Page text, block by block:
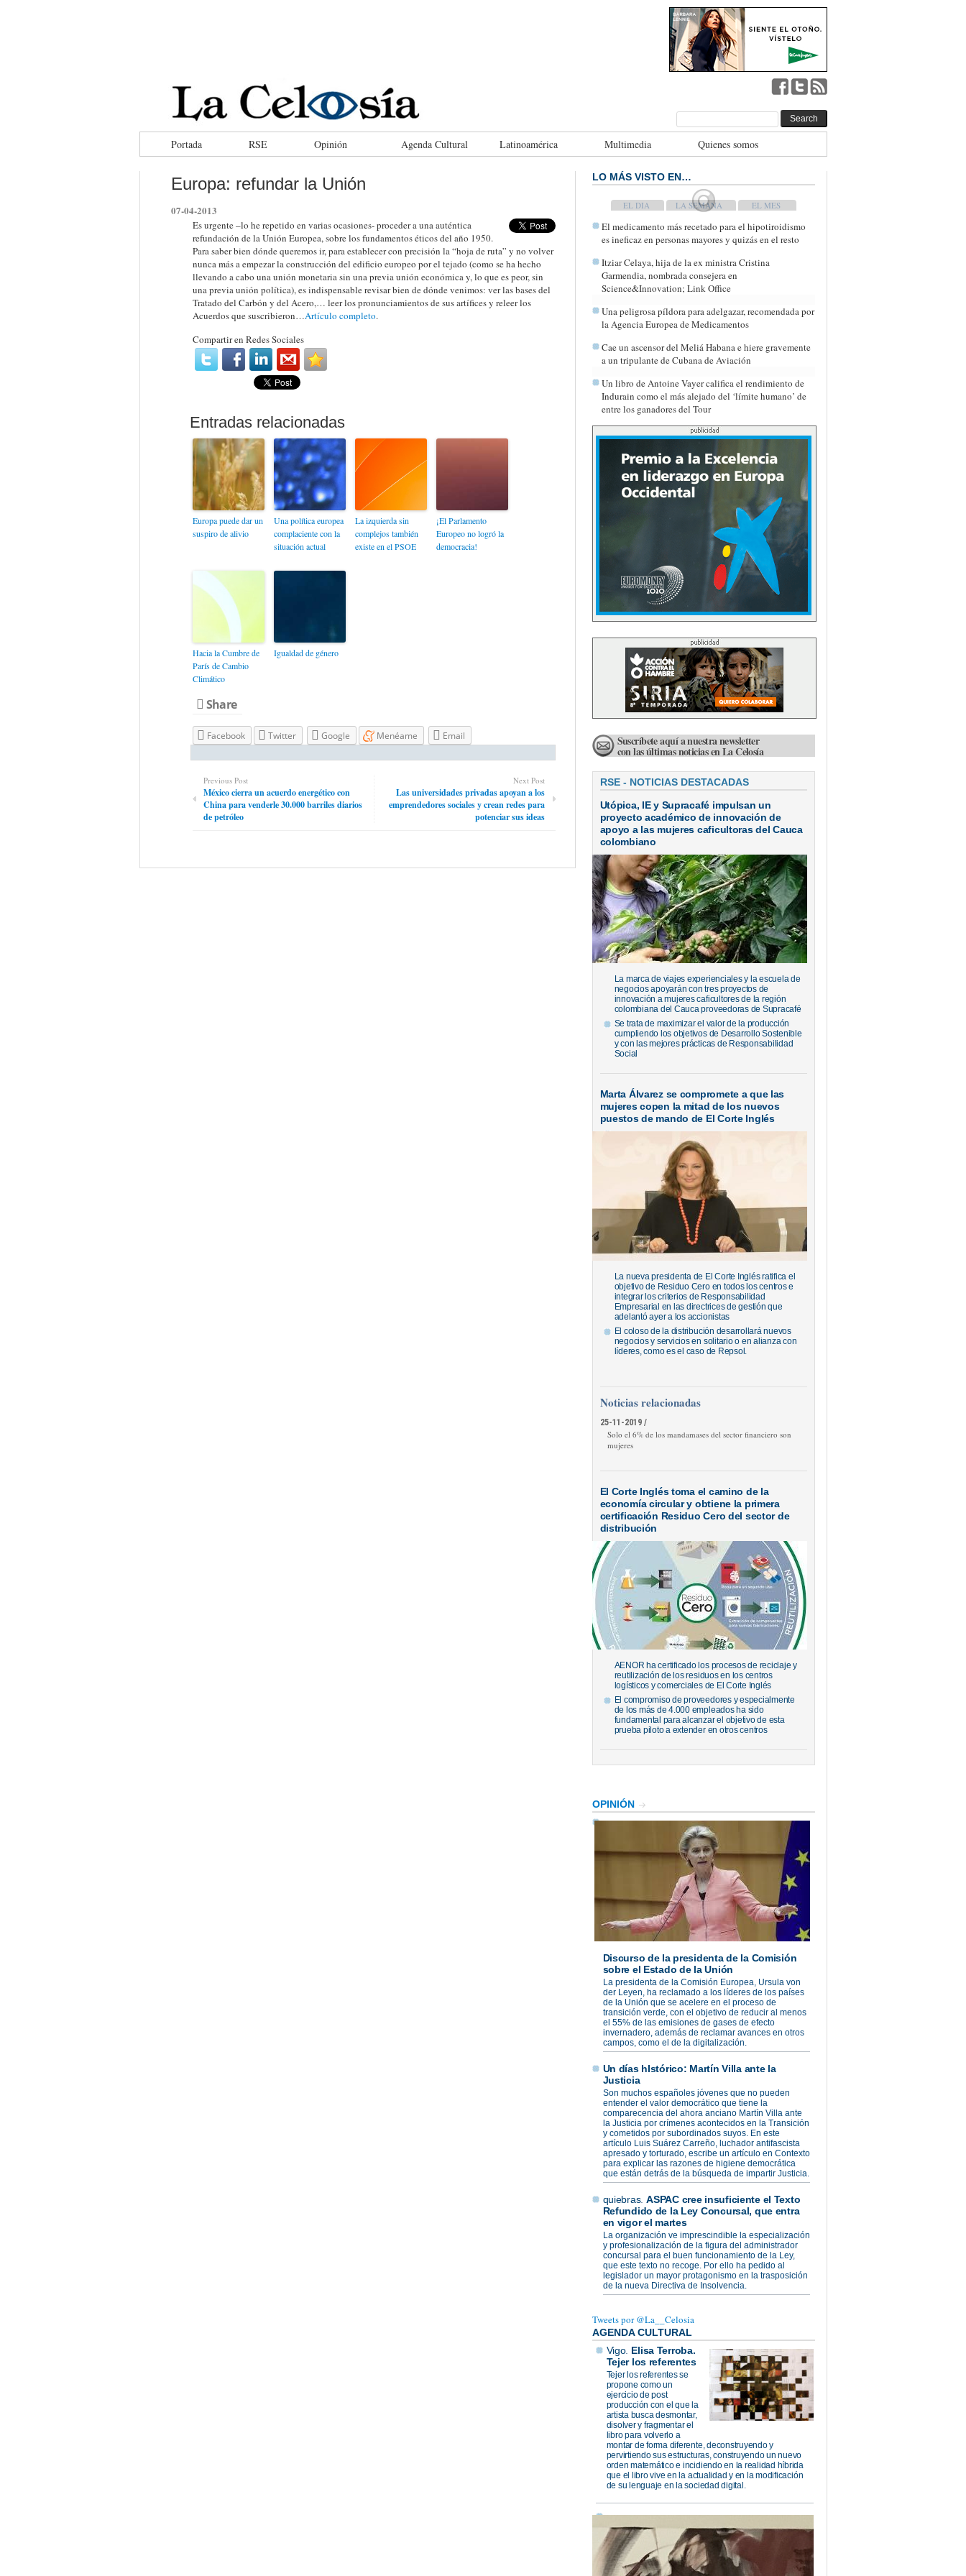
Portada RSE Opinión Agenda Cultural Latinoamérica Multimedia Quienes somos
Europa: refundar la Unión
07-04-2013
Es urgente –lo he repetido en varias ocasiones- proceder a una auténtica
refundación de la Unión Europea, sobre los fundamentos éticos del año 1950.
Para saber bien dónde queremos ir, para establecer con precisión la “hoja de ruta” y no volver
nunca más a empezar la construcción del edificio europeo por el tejado (como se ha hecho
llevando a cabo una unión monetaria sin una previa unión económica y, lo que es peor, sin
una previa unión política), es indispensable revisar bien de dónde venimos: ver las bases del
Tratado del Carbón y del Acero,… leer los pronunciamientos de sus artífices y releer los
Acuerdos que suscribieron…Artículo completo.
Compartir en Redes Sociales
Europa puede dar un
suspiro de alivio
Una política europea
complaciente con la
situación actual
La izquierda sin
complejos también
existe en el PSOE
¡El Parlamento
Europeo no logró la
democracia!
Hacia la Cumbre de
París de Cambio
Climático
Igualdad de género
Share
Facebook Twitter Google Menéame Email
Previous Post
México cierra un acuerdo energético con
China para venderle 30.000 barriles diarios
de petróleo
Next Post
Las universidades privadas apoyan a los
emprendedores sociales y crean redes para
potenciar sus ideas
LO MÁS VISTO EN…
TODAY WEEK MONTH
El medicamento más recetado para el hipotiroidismo
es ineficaz en personas mayores y quizás en el resto
Itziar Celaya, hija de la ex ministra Cristina
Garmendia, nombrada consejera en
Science&Innovation; Link Office
Una peligrosa píldora para adelgazar, recomendada por
la Agencia Europea de Medicamentos
Cae un ascensor del Meliá Habana e hiere gravemente
a un tripulante de Cubana de Aviación
Un libro de Antoine Vayer califica el rendimiento de
Indurain como el más alejado del ‘límite humano’ de
entre los ganadores del Tour
Suscríbete aquí a nuestra newsletter
con las últimas noticias en La Celosía
RSE - NOTICIAS DESTACADAS
Utópica, IE y Supracafé impulsan un
proyecto académico de innovación de
apoyo a las mujeres caficultoras del Cauca
colombiano
La marca de viajes experienciales y la escuela de
negocios apoyarán con tres proyectos de
innovación a mujeres caficultores de la región
colombiana del Cauca proveedoras de Supracafé
Se trata de maximizar el valor de la producción
cumpliendo los objetivos de Desarrollo Sostenible
y con las mejores prácticas de Responsabilidad
Social
Marta Álvarez se compromete a que las
mujeres copen la mitad de los nuevos
puestos de mando de El Corte Inglés
La nueva presidenta de El Corte Inglés ratifica el
objetivo de Residuo Cero en todos los centros e
integrar los criterios de Responsabilidad
Empresarial en las directrices de gestión que
adelantó ayer a los accionistas
El coloso de la distribución desarrollará nuevos
negocios y servicios en solitario o en alianza con
líderes, como es el caso de Repsol.
Noticias relacionadas
25-11-2019 /
Solo el 6% de los mandamases del sector financiero son
mujeres
El Corte Inglés toma el camino de la
economía circular y obtiene la primera
certificación Residuo Cero del sector de
distribución
AENOR ha certificado los procesos de reciclaje y
reutilización de los residuos en los centros
logísticos y comerciales de El Corte Inglés
El compromiso de proveedores y especialmente
de los más de 4.000 empleados ha sido
fundamental para alcanzar el objetivo de esta
prueba piloto a extender en otros centros
OPINIÓN
Discurso de la presidenta de la Comisión
sobre el Estado de la Unión
La presidenta de la Comisión Europea, Ursula von
der Leyen, ha reclamado a los líderes de los países
de la Unión que se acelere en el proceso de
transición verde, con el objetivo de reducir al menos
el 55% de las emisiones de gases de efecto
invernadero, además de reclamar avances en otros
campos, como el de la digitalización.
Un días hIstórico: Martín Villa ante la
Justicia
Son muchos españoles jóvenes que no pueden
entender el valor democrático que tiene la
comparecencia del ahora anciano Martín Villa ante
la Justicia por crímenes acontecidos en la Transición
y cometidos por subordinados suyos. En este
artículo Luis Suárez Carreño, luchador antifascista
apresado y torturado, escribe un artículo en Contexto
para explicar las razones de higiene democrática
que están detrás de la búsqueda de impartir Justicia.
quiebras.ASPAC cree insuficiente el Texto
Refundido de la Ley Concursal, que entra
en vigor el martes
La organización ve imprescindible la especialización
y profesionalización de la figura del administrador
concursal para el buen funcionamiento de la Ley,
que este texto no recoge. Por ello ha pedido al
legislador un mayor protagonismo en la trasposición
de la nueva Directiva de Insolvencia.
Tweets por @La__Celosia
AGENDA CULTURAL
Vigo. Elisa Terroba.
Tejer los referentes
Tejer los referentes se
propone como un
ejercicio de post
producción con el que la
artista busca desmontar,
disolver y fragmentar el
libro para volverlo a
montar de forma diferente, deconstruyendo y
pervirtiendo sus estructuras, construyendo un nuevo
orden matemático e incidiendo en la realidad híbrida
que el libro vive en la actualidad y en la modificación
de su lenguaje en la sociedad digital.